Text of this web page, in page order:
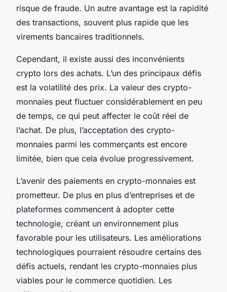
risque de fraude. Un autre avantage est la rapidité
des transactions, souvent plus rapide que les
virements bancaires traditionnels.
Cependant, il existe aussi des inconvénients
crypto lors des achats. L’un des principaux défis
est la volatilité des prix. La valeur des crypto-
monnaies peut fluctuer considérablement en peu
de temps, ce qui peut affecter le coût réel de
l’achat. De plus, l’acceptation des crypto-
monnaies parmi les commerçants est encore
limitée, bien que cela évolue progressivement.
L’avenir des paiements en crypto-monnaies est
prometteur. De plus en plus d’entreprises et de
plateformes commencent à adopter cette
technologie, créant un environnement plus
favorable pour les utilisateurs. Les améliorations
technologiques pourraient résoudre certains des
défis actuels, rendant les crypto-monnaies plus
viables pour le commerce quotidien. Les